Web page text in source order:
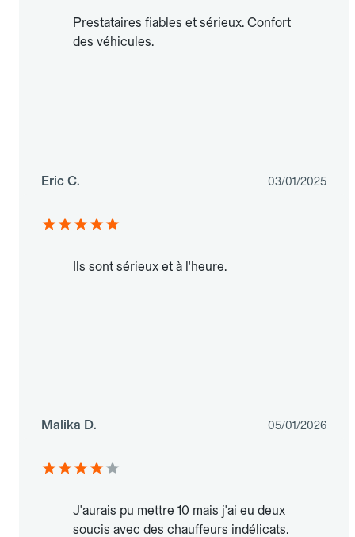
Prestataires fiables et sérieux. Confort
des véhicules.
Eric C. 03/01/2025
Ils sont sérieux et à l'heure.
Malika D. 05/01/2026
J'aurais pu mettre 10 mais j'ai eu deux
soucis avec des chauffeurs indélicats.